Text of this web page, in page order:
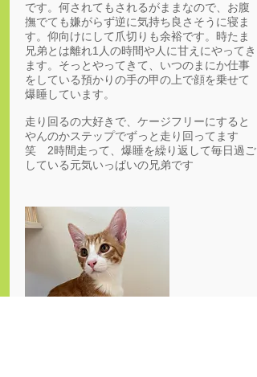
です。何されてもされるがままなので、お腹
撫でても嫌がらず逆に気持ち良さそうに寝ま
す。仰向けにして爪切りも余裕です。時たま
兄弟とは離れ1人の時間や人に甘えにやってき
ます。そっとやってきて、いつのまにか仕事
をしている預かりの手の甲の上で顔を乗せて
爆睡しています。
走り回るの大好きで、ケージフリーにすると
やんのかステップでずっと走り回ってます
笑 2時間走って、爆睡を繰り返して毎日過ご
している元気いっぱいの兄弟です